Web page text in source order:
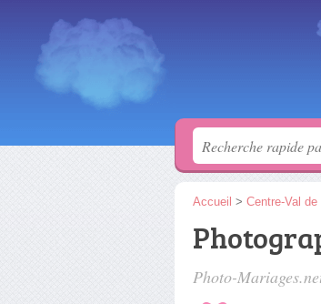
Accueil > Centre-Val de
Photo-